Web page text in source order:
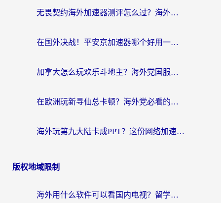
无畏契约海外加速器测评怎么过？海外玩家亲测实用指南（附小众技巧）
在国外决战！平安京加速器哪个好用一点？老玩家亲测番茄加速器全解析
加拿大怎么玩欢乐斗地主？海外党国服游戏加速终极指南（附绝地求生未来之役300英雄实测）
在欧洲玩新寻仙总卡顿？海外党必看的国服游戏加速全攻略
海外玩第九大陆卡成PPT？这份网络加速指南帮你丝滑上分
版权地域限制
海外用什么软件可以看国内电视？留学生亲测有效的追剧自由指南